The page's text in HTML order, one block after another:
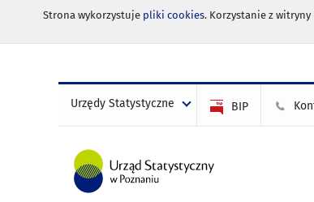
Strona wykorzystuje pliki cookies. Korzystanie z
Urzędy Statystyczne BIP